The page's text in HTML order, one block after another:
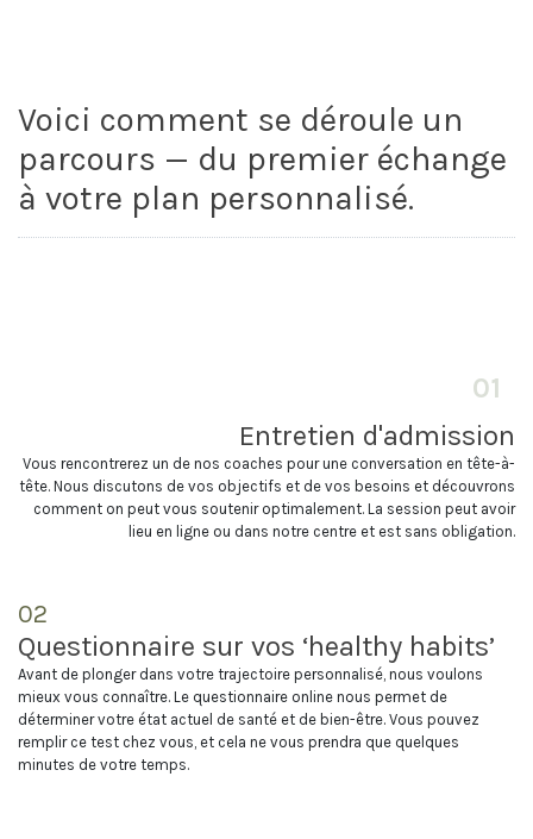
Voici comment se déroule un
parcours — du premier échange
à votre plan personnalisé.
01
Entretien d'admission
Vous rencontrerez un de nos coaches pour une conversation en tête-à-
tête. Nous discutons de vos objectifs et de vos besoins et découvrons
comment on peut vous soutenir optimalement. La session peut avoir
lieu en ligne ou dans notre centre et est sans obligation.
02
Questionnaire sur vos ‘healthy habits’
Avant de plonger dans votre trajectoire personnalisé, nous voulons
mieux vous connaître. Le questionnaire online nous permet de
déterminer votre état actuel de santé et de bien-être. Vous pouvez
remplir ce test chez vous, et cela ne vous prendra que quelques
minutes de votre temps.